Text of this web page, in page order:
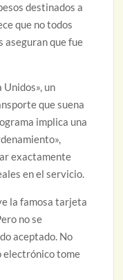
destinados a
que no todos
aseguran que fue
Unidos», un
que suena
implica una
exactamente
en el servicio.
la famosa tarjeta
no se
aceptado. No
electrónico tome